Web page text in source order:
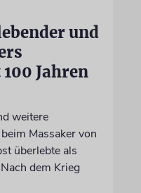
und
Jahren
weitere
Massaker von
überlebte als
dem Krieg